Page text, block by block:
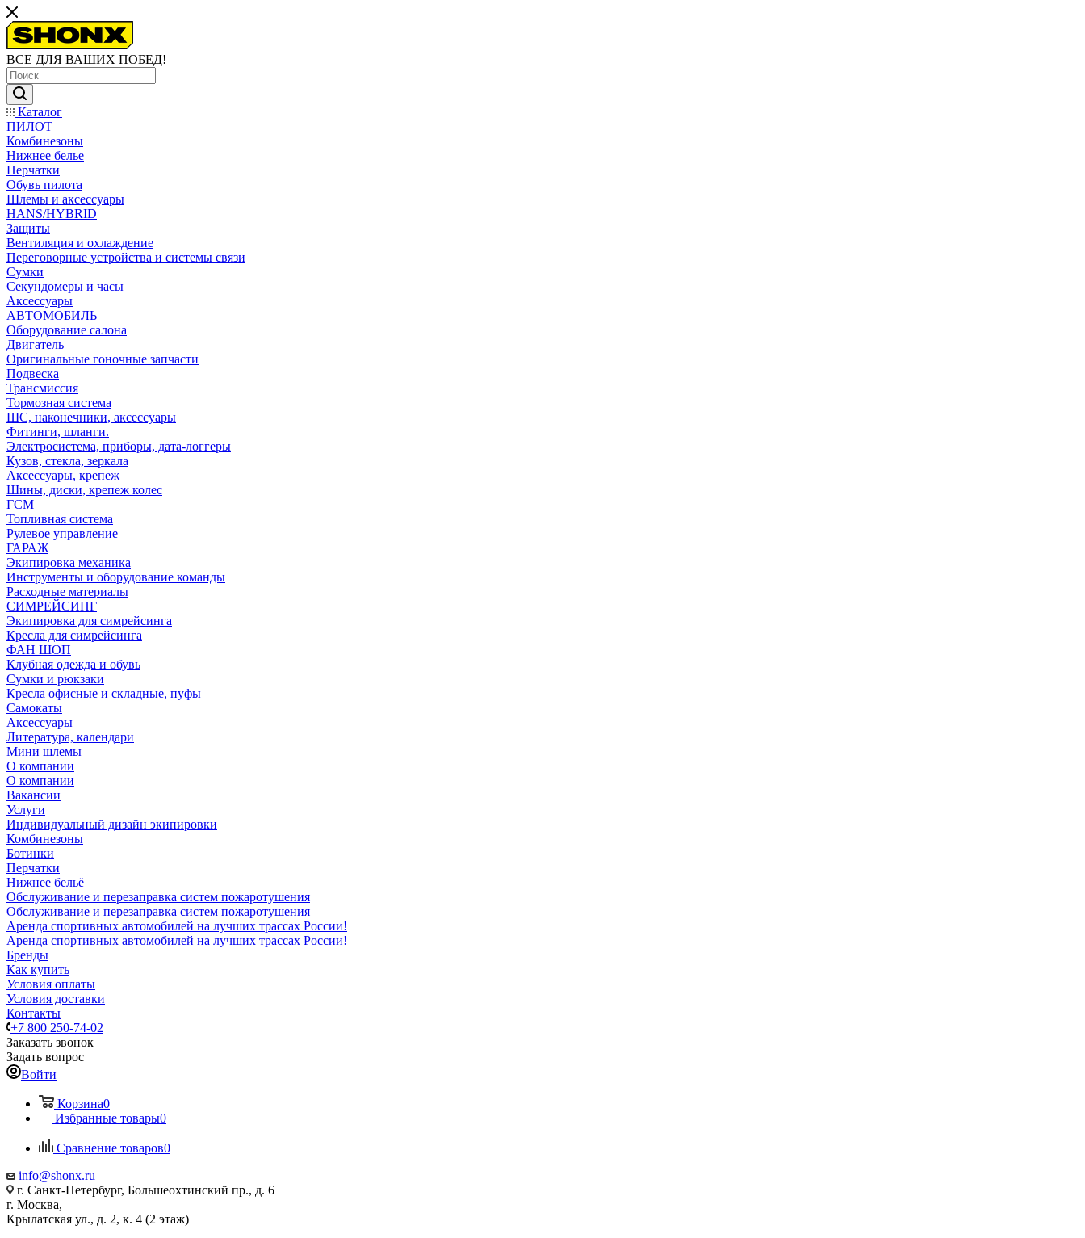
ВСЕ ДЛЯ ВАШИХ ПОБЕД!
Каталог
ПИЛОТ
Комбинезоны
Нижнее белье
Перчатки
Обувь пилота
Шлемы и аксессуары
HANS/HYBRID
Защиты
Вентиляция и охлаждение
Переговорные устройства и системы связи
Сумки
Секундомеры и часы
Аксессуары
АВТОМОБИЛЬ
Оборудование салона
Двигатель
Оригинальные гоночные запчасти
Подвеска
Трансмиссия
Тормозная система
ШС, наконечники, аксессуары
Фитинги, шланги.
Электросистема, приборы, дата-логгеры
Кузов, стекла, зеркала
Аксессуары, крепеж
Шины, диски, крепеж колес
ГСМ
Топливная система
Рулевое управление
ГАРАЖ
Экипировка механика
Инструменты и оборудование команды
Расходные материалы
СИМРЕЙСИНГ
Экипировка для симрейсинга
Кресла для симрейсинга
ФАН ШОП
Клубная одежда и обувь
Сумки и рюкзаки
Кресла офисные и складные, пуфы
Самокаты
Аксессуары
Литература, календари
Мини шлемы
О компании
О компании
Вакансии
Услуги
Индивидуальный дизайн экипировки
Комбинезоны
Ботинки
Перчатки
Нижнее бельё
Обслуживание и перезаправка систем пожаротушения
Обслуживание и перезаправка систем пожаротушения
Аренда спортивных автомобилей на лучших трассах России!
Аренда спортивных автомобилей на лучших трассах России!
Бренды
Как купить
Условия оплаты
Условия доставки
Контакты
+7 800 250-74-02
Заказать звонок
Задать вопрос
Войти
Корзина0
Избранные товары0
Сравнение товаров0
info@shonx.ru
г. Санкт-Петербург, Большеохтинский пр., д. 6
г. Москва,
Крылатская ул., д. 2, к. 4 (2 этаж)